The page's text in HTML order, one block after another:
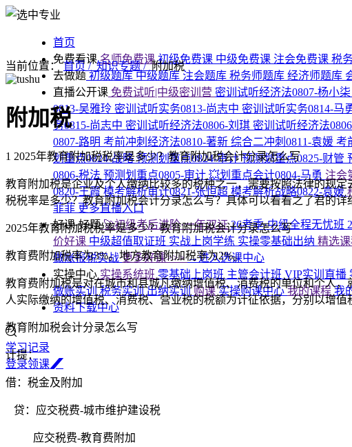
首页
免费看课名师免费课初级免费课 中级免费课 注会免费课 税
去做题 初级题库 中级题库 注会题库 税务师题库 经济师题库
直播公开课 免费试听|中级密训营 密训试听经济法0807-杨小柒
0813-吴雅玲 密训试听实务0813-尚志中 密训试听实务0814-马
务0815-尚志中 密训试听经济法0806-刘琪 密训试听经济法
0807-路明 考前冲刺经济法0810-著新 综合二冲刺0811-袁媛 考
划重点0824-战略预测划重点0824-审计预测划重点0825-财管
0806-税法 预测划重点0805-审计 💥划重点会计0804-马勇 注会
0820-王霞模考解析审计0821-张恒超 模考解析战略0822-袁媛
菲菲 更多直播入口
好课·好题🚀初级考后进阶·一年双证26考季·中级全程无忧班
价好课 中级超值取证班 实战上岗学练 实操零基础出纳 精选
做账报税实战更多好课>>>→进入选课中心
实操中心 实操系统班 零基础上岗班 主管会计班 VIP实训直播
做账实训税务实训出纳实训购课实操购课中心我的课程我
资料下载中心
学习记录
登录领课
当前位置：首页 /知识专题 /附加税
附加税
1 2025年教育附加税税率是多少？教育附加税会计分录怎么写
教育附加税是企业及个人缴纳比较多的税种之一，需要按照法律的规
税税率是多少？教育附加税会计分录怎么写？具体可以看看之了君的详
2025年教育附加税税率是多少？教育附加税会计分录怎么写
教育费附加税率为3%。地方教育附加税率为2%。
教育费附加税是对在城市和县城凡缴纳增值税、消费税的单位和个人
人实际缴纳的增值税、消费税、营业税的税额为计征依据，分别以增值
教育附加税会计分录怎么写
计提：
借：税金及附加
贷：应交税费-城市维护建设税
应交税费-教育费附加